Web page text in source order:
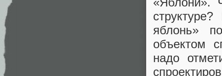
яблонь»
объектом
надо